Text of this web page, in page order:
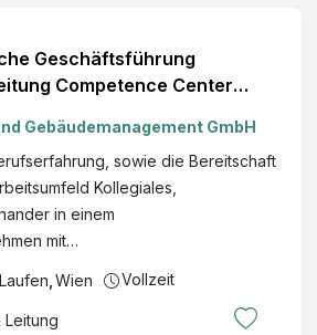
Geschäftsführung
Competence Center
Gebäudemanagement GmbH
sowie die Bereitschaft
Kollegiales,
in einem
mit…
Laufen,Wien Vollzeit
Leitung